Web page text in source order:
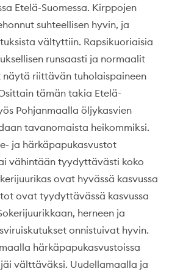
Etelä-Suomessa. Kirppojen
suhteellisen hyvin, ja
vältyttiin. Rapsikuoriaisia
runsaasti ja normaalit
riittävän tuholaispaineen
tämän takia Etelä-
Pohjanmaalla öljykasvien
tavanomaista heikommiksi.
ja härkäpapukasvustot
vähintään tyydyttävästi koko
ovat hyvässä kasvussa
ovat tyydyttävässä kasvussa
herneen ja
onnistuivat hyvin.
härkäpapukasvustoissa
välttäväksi. Uudellamaalla ja